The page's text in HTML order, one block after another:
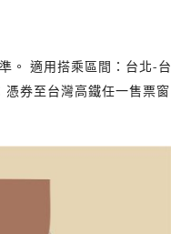
。 適用搭乘區間：台北-台
券至台灣高鐵任一售票窗